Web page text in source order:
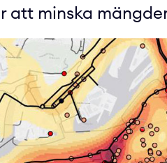
att minska